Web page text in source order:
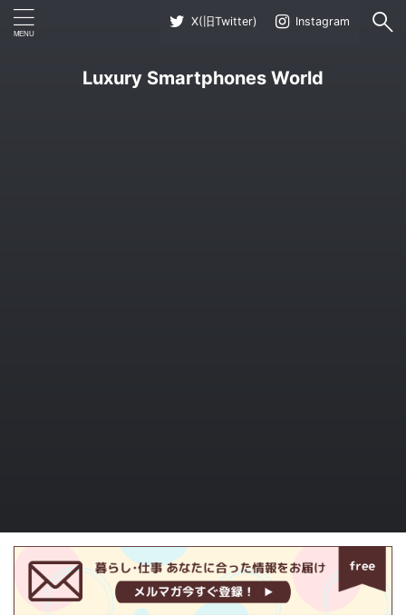
X(旧Twitter) Instagram
Luxury Smartphones World